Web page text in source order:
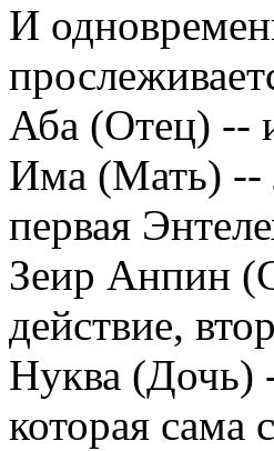
И
Аба (Отец) --
Има (Мать) --
первая
Зеир Анпин
действие,
Нуква (Дочь)
которая сама